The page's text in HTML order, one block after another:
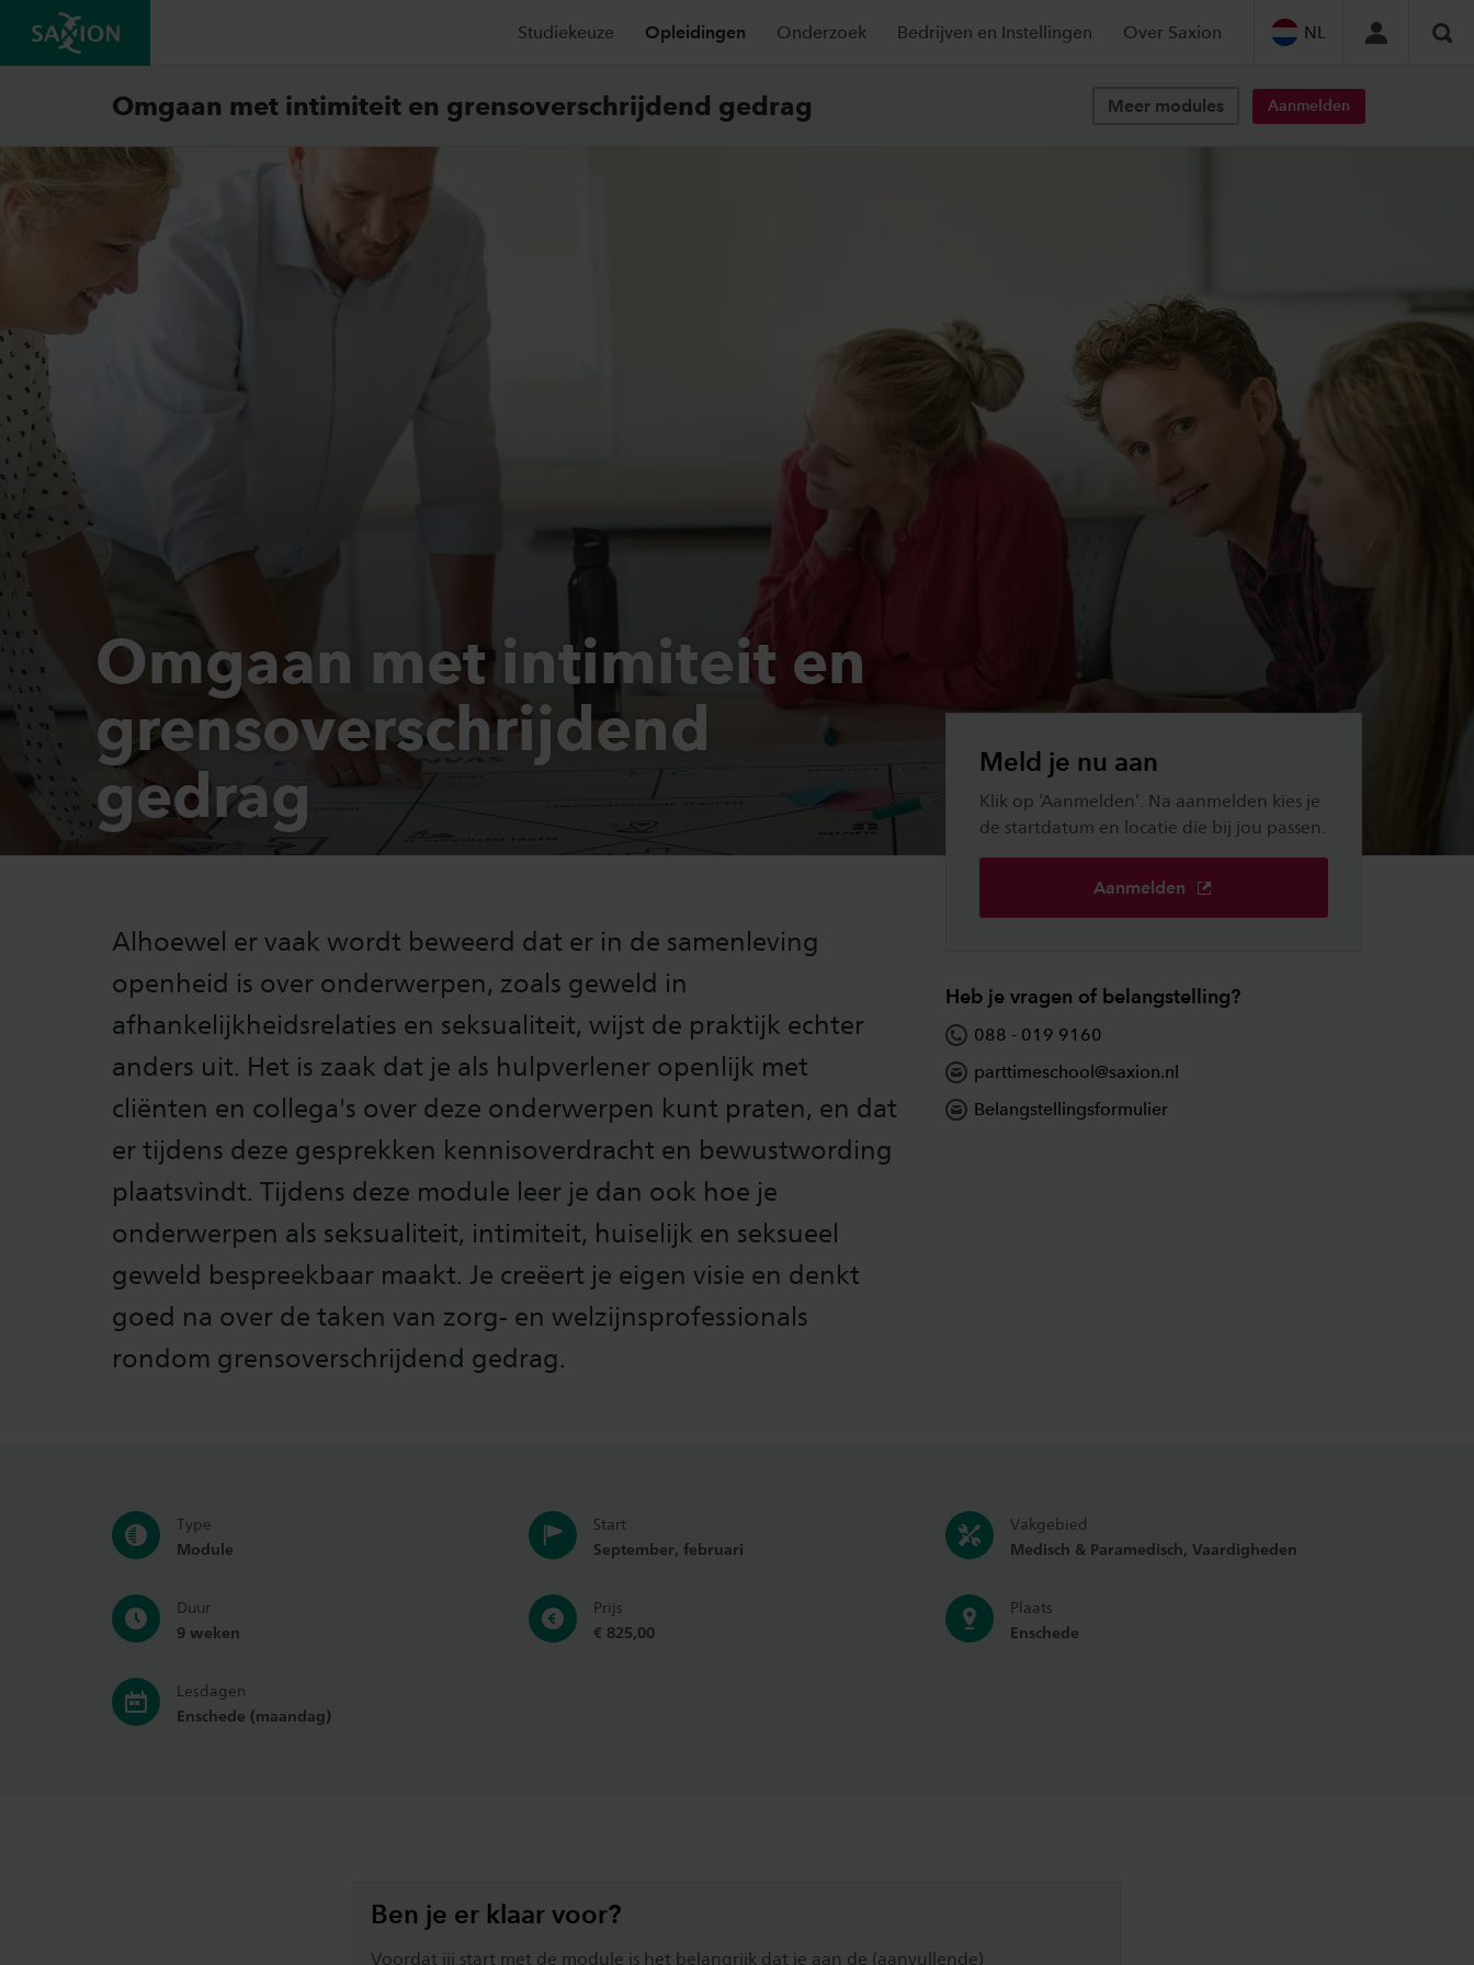
Studiekeuze Opleidingen Onderzoek Bedrijven en Instellingen Over Saxion NL
Omgaan met intimiteit en grensoverschrijdend gedrag Meer modules Aanmelden
Omgaan met intimiteit en
grensoverschrijdend
gedrag
Alhoewel er vaak wordt beweerd dat er in de samenleving
openheid is over onderwerpen, zoals geweld in
afhankelijkheidsrelaties en seksualiteit, wijst de praktijk echter
anders uit. Het is zaak dat je als hulpverlener openlijk met
cliënten en collega's over deze onderwerpen kunt praten, en dat
er tijdens deze gesprekken kennisoverdracht en bewustwording
plaatsvindt. Tijdens deze module leer je dan ook hoe je
onderwerpen als seksualiteit, intimiteit, huiselijk en seksueel
geweld bespreekbaar maakt. Je creëert je eigen visie en denkt
goed na over de taken van zorg- en welzijnsprofessionals
rondom grensoverschrijdend gedrag.
Meld je nu aan
Klik op ‘Aanmelden’. Na aanmelden kies je
de startdatum en locatie die bij jou passen.
Aanmelden
Heb je vragen of belangstelling?
088 - 019 9160
parttimeschool@saxion.nl
Belangstellingsformulier
Type
Module
Start
September, februari
Vakgebied
Medisch & Paramedisch, Vaardigheden
Duur
9 weken
Prijs
€ 825,00
Plaats
Enschede
Lesdagen
Enschede (maandag)
Ben je er klaar voor?
Voordat jij start met de module is het belangrijk dat je aan de (aanvullende)